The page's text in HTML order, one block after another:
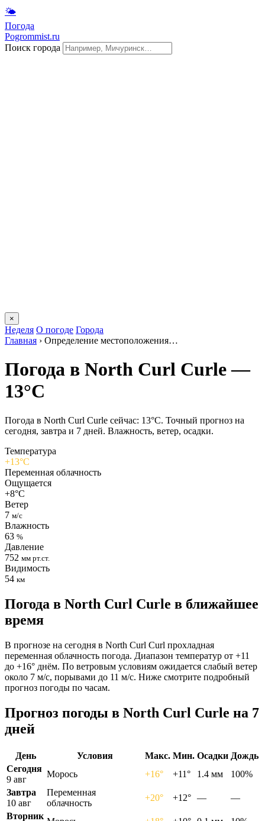
🌤
Погода
Pogrommist.ru
Поиск города
×
Неделя О погоде Города
Главная › Определение местоположения…
Погода в North Curl Curlе —
13°C
Погода в North Curl Curlе сейчас: 13°C. Точный прогноз на
сегодня, завтра и 7 дней. Влажность, ветер, осадки.
Температура
+13°C
Переменная облачность
Ощущается
+8°C
Ветер
7 м/с
Влажность
63 %
Давление
752 мм рт.ст.
Видимость
54 км
Погода в North Curl Curlе в ближайшее
время
В прогнозе на сегодня в North Curl Curl прохладная
переменная облачность погода. Диапазон температур от +11
до +16° днём. По ветровым условиям ожидается слабый ветер
около 7 м/с, порывами до 11 м/с. Ниже смотрите подробный
прогноз погоды по часам.
Прогноз погоды в North Curl Curlе на 7
дней
День Условия Макс. Мин. Осадки Дождь
Сегодня
9 авг
Морось +16° +11° 1.4 мм
100%
Завтра
10 авг
Переменная
облачность
+20° +12° —
—
Вторник